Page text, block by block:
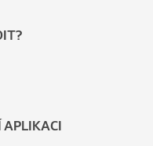
APLIKACI